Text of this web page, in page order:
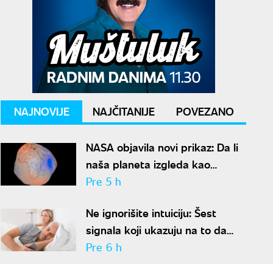
NAJNOVIJE NAJČITANIJE POVEZANO
NASA objavila novi prikaz: Da li
naša planeta izgleda kao
krompir ili kao plavi kliker?
Pre 5 h
Ne ignorišite intuiciju: Šest
signala koji ukazuju na to da
partner krije aferu
Pre 6 h